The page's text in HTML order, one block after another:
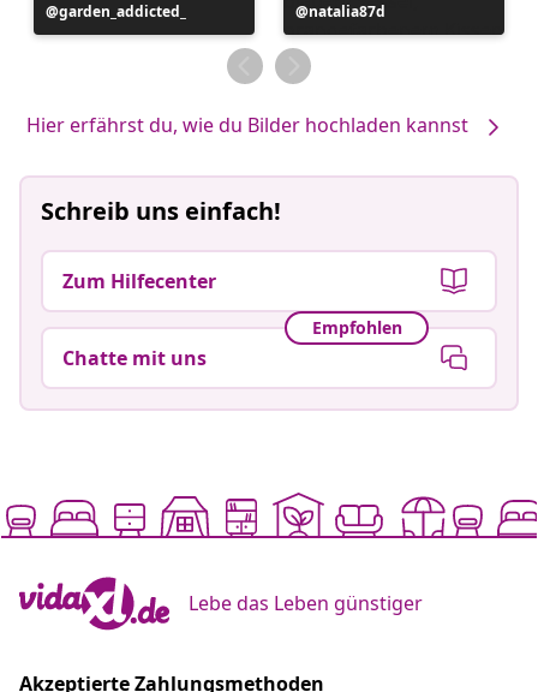
Beitrag
veröffentlicht
garden_addicted_
Beitrag
veröffentlicht
von
natalia87d
Hier erfährst du, wie du Bilder hochladen kannst
Schreib uns einfach!
Zum Hilfecenter
Empfohlen
Chatte mit uns
Lebe das Leben günstiger
Akzeptierte Zahlungsmethoden